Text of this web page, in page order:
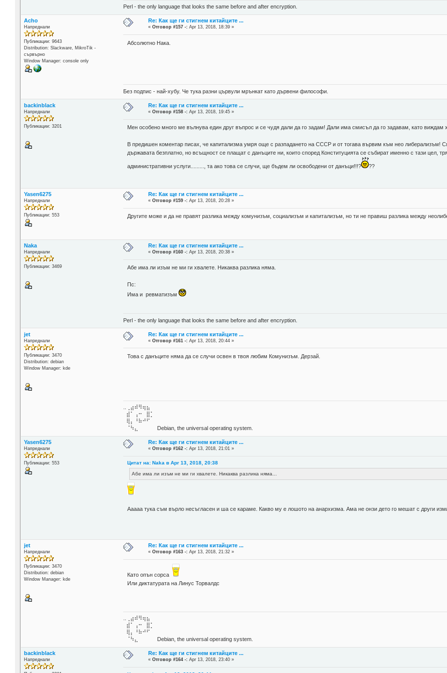
Perl - the only language that looks the same before and after encryption.
Acho
Напреднали
Публикации: 9643
Distribution: Slackware, MikroTik -
сървърно
Window Manager: console only
Re: Как ще ги стигнем китайците ...
«Отговор #157 -: Apr 13, 2018, 18:39 »
Абсолютно Нака.
Без подпис - най-хубу. Че тука разни цървули мрънкат като дървени философи.
backinblack
Напреднали
Публикации: 3201
Re: Как ще ги стигнем китайците ...
«Отговор #158 -: Apr 13, 2018, 19:45 »
Мен особено много ме вълнува един друг въпрос и се чудя дали да го задам! Дали има смисъл да го задавам, като
В предишен коментар писах, че капитализма умря още с разпадането на СССР и от тогава вървим към нео либерализъм!
държавата безплатно, но всъщност се плащат с данъците ни, които според Конституцията се събират именно с тази цел,
административни услуги........., та ако това се случи, ще бъдем ли освободени от данъци!!!? ??
Yasen6275
Напреднали
Публикации: 553
Re: Как ще ги стигнем китайците ...
«Отговор #159 -: Apr 13, 2018, 20:28 »
Другите може и да не правят разлика между комунизъм, социализъм и капитализъм, но ти не правиш разлика между
Naka
Напреднали
Публикации: 3469
Re: Как ще ги стигнем китайците ...
«Отговор #160 -: Apr 13, 2018, 20:38 »
Абе има ли изъм не ми ги хвалете. Никаква разлика няма.
Пс:
Има и ревматизъм
Perl - the only language that looks the same before and after encryption.
jet
Напреднали
Публикации: 3470
Distribution: debian
Window Manager: kde
Re: Как ще ги стигнем китайците ...
«Отговор #161 -: Apr 13, 2018, 20:44 »
Това с данъците няма да се случи освен в твоя любим Комунизъм. Дерзай.
..⢀⣴⠾⠻⢶⣦⠀
⣾⠁⢠⠒⠀⣿⡁
⢿⡄⠘⠷⠚⠋
⠈⠳⣄⠀⠀⠀⠀ Debian, the universal operating system.
Yasen6275
Напреднали
Публикации: 553
Re: Как ще ги стигнем китайците ...
«Отговор #162 -: Apr 13, 2018, 21:01 »
Цитат на: Naka в Apr 13, 2018, 20:38
Абе има ли изъм не ми ги хвалете. Никаква разлика няма...
Ааааа тука съм върло несъгласен и ша се караме. Какво му е лошото на анархизма. Ама не онзи дето го мешат с други
jet
Напреднали
Публикации: 3470
Distribution: debian
Window Manager: kde
Re: Как ще ги стигнем китайците ...
«Отговор #163 -: Apr 13, 2018, 21:32 »
Като опън сорса
Или диктатурата на Линус Торвалдс
..⢀⣴⠾⠻⢶⣦⠀
⣾⠁⢠⠒⠀⣿⡁
⢿⡄⠘⠷⠚⠋
⠈⠳⣄⠀⠀⠀⠀ Debian, the universal operating system.
backinblack
Напреднали
Re: Как ще ги стигнем китайците ...
«Отговор #164 -: Apr 13, 2018, 23:40 »